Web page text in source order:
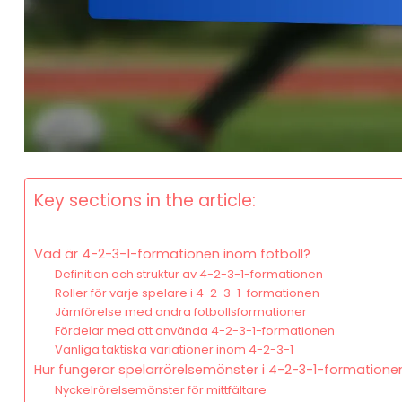
Key sections in the article:
Vad är 4-2-3-1-formationen inom fotboll?
Definition och struktur av 4-2-3-1-formationen
Roller för varje spelare i 4-2-3-1-formationen
Jämförelse med andra fotbollsformationer
Fördelar med att använda 4-2-3-1-formationen
Vanliga taktiska variationer inom 4-2-3-1
Hur fungerar spelarrörelsemönster i 4-2-3-1-
Nyckelrörelsemönster för mittfältare